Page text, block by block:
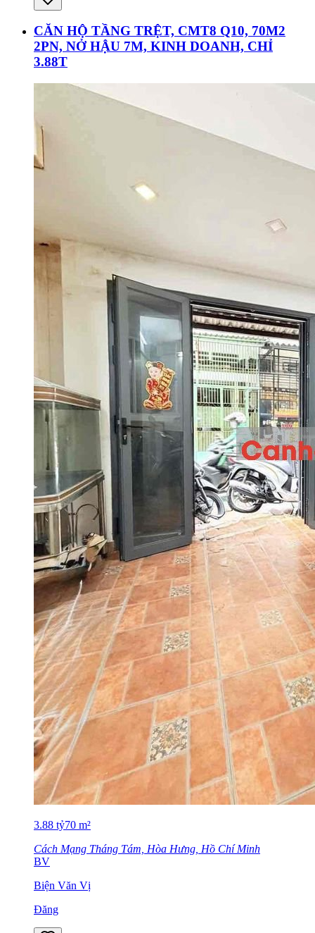
CĂN HỘ TẦNG TRỆT, CMT8 Q10, 70M2
2PN, NỞ HẬU 7M, KINH DOANH, CHỈ
3.88T
3.88 tỷ70 m²
Cách Mạng Tháng Tám, Hòa Hưng, Hồ Chí Minh
BV
Biện Văn Vị
Đăng